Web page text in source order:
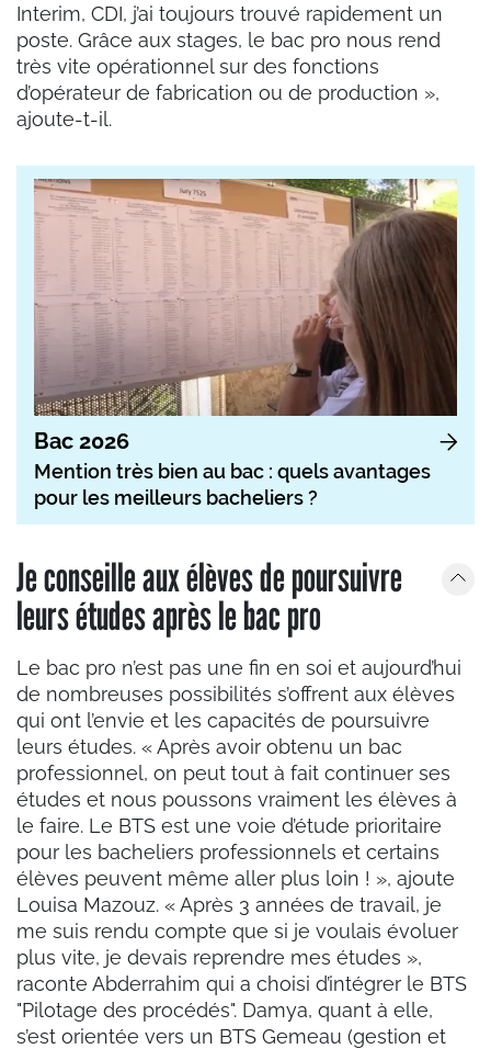
Interim, CDI, j’ai toujours trouvé rapidement un
poste. Grâce aux stages, le bac pro nous rend
très vite opérationnel sur des fonctions
d’opérateur de fabrication ou de production »,
ajoute-t-il.
Bac 2026
Mention très bien au bac : quels avantages
pour les meilleurs bacheliers ?
Je conseille aux élèves de poursuivre
leurs études après le bac pro
Le bac pro n’est pas une fin en soi et aujourd’hui
de nombreuses possibilités s’offrent aux élèves
qui ont l’envie et les capacités de poursuivre
leurs études. « Après avoir obtenu un bac
professionnel, on peut tout à fait continuer ses
études et nous poussons vraiment les élèves à
le faire. Le BTS est une voie d’étude prioritaire
pour les bacheliers professionnels et certains
élèves peuvent même aller plus loin ! », ajoute
Louisa Mazouz. « Après 3 années de travail, je
me suis rendu compte que si je voulais évoluer
plus vite, je devais reprendre mes études »,
raconte Abderrahim qui a choisi d’intégrer le BTS
"Pilotage des procédés". Damya, quant à elle,
s’est orientée vers un BTS Gemeau (gestion et